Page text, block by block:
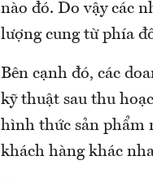
nào đó. Do vậy các
lượng cung từ phía
Bên cạnh đó, các
kỹ thuật sau thu
hình thức sản phẩm
khách hàng khác